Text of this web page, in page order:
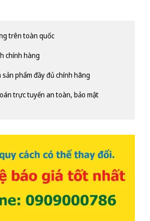
trên toàn quốc
chính hàng
sản phẩm đầy đủ chính hãng
trực tuyến an toàn, bảo mật